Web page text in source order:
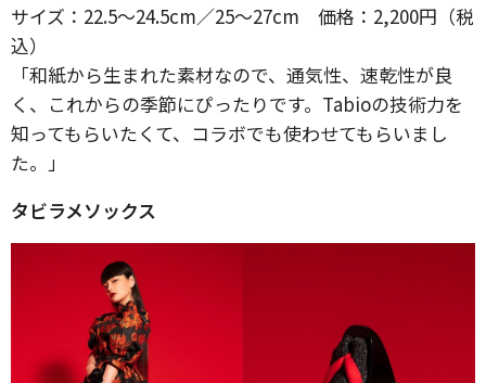
サイズ：22.5～24.5cm／25～27cm 価格：2,200円（税
込）
「和紙から生まれた素材なので、通気性、速乾性が良
く、これからの季節にぴったりです。Tabioの技術力を
知ってもらいたくて、コラボでも使わせてもらいまし
た。」
タビラメソックス